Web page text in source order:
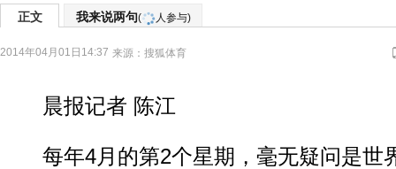
正文 我来说两句( 人参与)
2014年04月01日14:37 来源： 搜狐体育
晨报记者 陈江
每年4月的第2个星期，毫无疑问是世